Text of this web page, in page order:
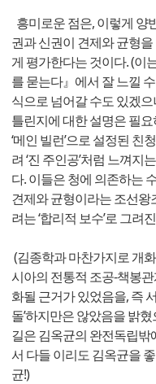
흥미로운 점은, 이렇게 양
권과 신권이 견제와 균형
게 평가한다는 것이다. (이
를 묻는다』에서 잘 느낄
식으로 넘어갈 수도 있겠
틀린지에 대한 설명은 필
‘메인 빌런’으로 설정된 친
려 ‘진 주인공’처럼 느껴
다. 이들은 청에 의존하는
견제와 균형이라는 조선
려는 ‘합리적 보수’로 그려
(김종학과 마찬가지로 개
시아의 전통적 조공-책봉
화될 근거가 있었음을, 즉
돌’하지만은 않았음을 밝
길은 김옥균의 완전독립밖
서 다들 이리도 김옥균을
균!)